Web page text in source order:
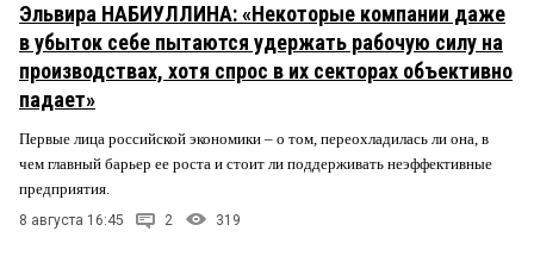
Эльвира НАБИУЛЛИНА: «Некоторые компании даже
в убыток себе пытаются удержать рабочую силу на
производствах, хотя спрос в их секторах объективно
падает»
Первые лица российской экономики – о том, переохладилась ли она, в
чем главный барьер ее роста и стоит ли поддерживать неэффективные
предприятия.
8 августа 16:45 2 319